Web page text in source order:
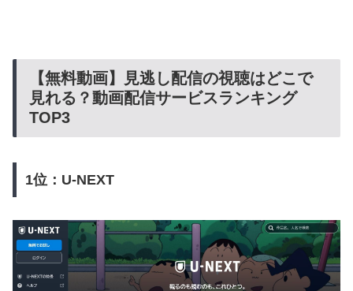
【無料動画】見逃し配信の視聴はどこで
見れる？動画配信サービスランキング
TOP3
1位：U-NEXT